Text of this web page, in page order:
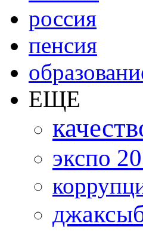
россия
пенсия
ЕЩЕ
экспо